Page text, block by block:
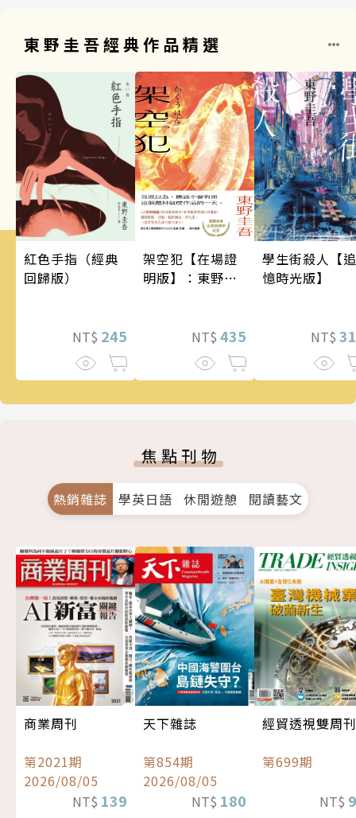
東野圭吾經典作品精選
紅色手指（經典
回歸版）
NT$ 245
架空犯【在場證
明版】：東野圭
蝠》系列重磅新
NT$ 435
學生街殺人【追
憶時光版】
NT$
焦點刊物
熱銷雜誌 學英日語 休閒遊憩 閱讀藝文
商業周刊
第2021期
2026/08/05
NT$ 139
天下雜誌
第854期
2026/08/05
NT$ 180
經貿透視雙周刊
第699期
NT$